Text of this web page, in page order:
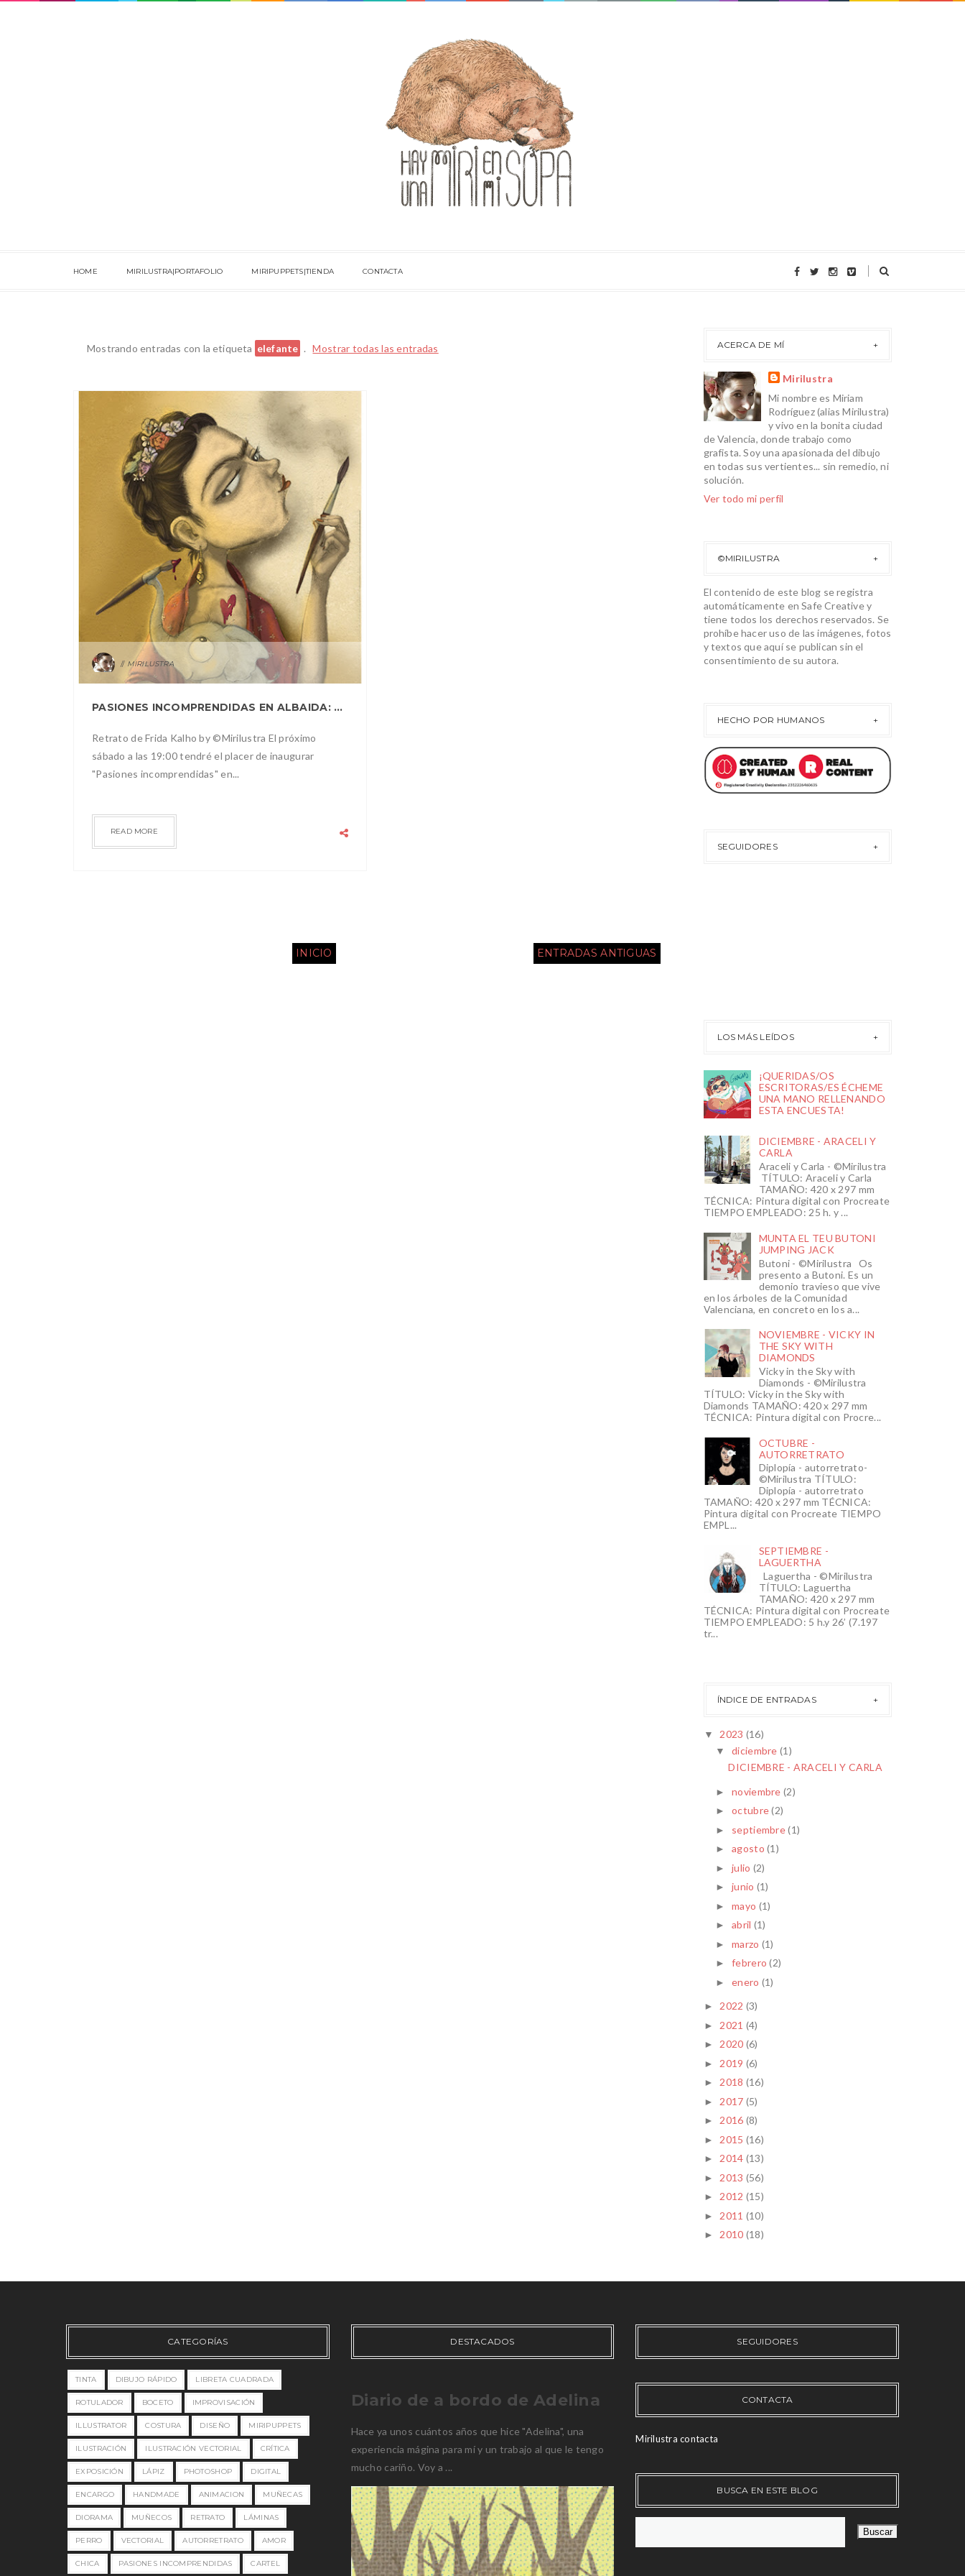
HOME MIRILUSTRA|PORTAFOLIO MIRIPUPPETS|TIENDA CONTACTA
Mostrando entradas con la etiqueta elefante . Mostrar todas las entradas
MIRILUSTRA
PASIONES INCOMPRENDIDAS EN ALBAIDA: FRIDA Y EL ELEFANTE
Retrato de Frida Kalho by ©Mirilustra El próximo
sábado a las 19:00 tendré el placer de inaugurar
"Pasiones incomprendidas" en...
READ MORE
ENTRADAS ANTIGUAS
INICIO
ACERCA DE MÍ
Mirilustra
Mi nombre es Miriam
Rodríguez (alias Mirilustra)
y vivo en la bonita ciudad
de Valencia, donde trabajo como
grafista. Soy una apasionada del dibujo
en todas sus vertientes... sin remedio, ni
solución.
Ver todo mi perfil
©MIRILUSTRA
El contenido de este blog se registra
automáticamente en Safe Creative y
tiene todos los derechos reservados. Se
prohíbe hacer uso de las imágenes, fotos
y textos que aquí se publican sin el
consentimiento de su autora.
HECHO POR HUMANOS
SEGUIDORES
LOS MÁS LEÍDOS
¡QUERIDAS/OS
ESCRITORAS/ES ÉCHEME
UNA MANO RELLENANDO
ESTA ENCUESTA!
DICIEMBRE - ARACELI Y
CARLA
Araceli y Carla - ©Mirilustra
TÍTULO: Araceli y Carla
TAMAÑO: 420 x 297 mm
TÉCNICA: Pintura digital con Procreate
TIEMPO EMPLEADO: 25 h. y ...
MUNTA EL TEU BUTONI
JUMPING JACK
Butoni - ©Mirilustra Os
presento a Butoni. Es un
demonio travieso que vive
en los árboles de la Comunidad
Valenciana, en concreto en los a...
NOVIEMBRE - VICKY IN
THE SKY WITH
DIAMONDS
Vicky in the Sky with
Diamonds - ©Mirilustra
TÍTULO: Vicky in the Sky with
Diamonds TAMAÑO: 420 x 297 mm
TÉCNICA: Pintura digital con Procre...
OCTUBRE -
AUTORRETRATO
Diplopía - autorretrato-
©Mirilustra TÍTULO:
Diplopía - autorretrato
TAMAÑO: 420 x 297 mm TÉCNICA:
Pintura digital con Procreate TIEMPO
EMPL...
SEPTIEMBRE -
LAGUERTHA
Laguertha - ©Mirilustra
TÍTULO: Laguertha
TAMAÑO: 420 x 297 mm
TÉCNICA: Pintura digital con Procreate
TIEMPO EMPLEADO: 5 h.y 26’ (7.197
tr...
ÍNDICE DE ENTRADAS
▼ 2023 (16)
▼diciembre (1)
DICIEMBRE - ARACELI Y CARLA
►noviembre (2)
►octubre(2)
► septiembre(1)
►agosto(1)
►julio (2)
►junio (1)
►mayo (1)
►abril (1)
►marzo (1)
►febrero(2)
►enero (1)
► 2022 (3)
► 2021 (4)
► 2020 (6)
► 2019 (6)
► 2018 (16)
► 2017 (5)
► 2016 (8)
► 2015 (16)
► 2014 (13)
► 2013 (56)
► 2012 (15)
► 2011 (10)
► 2010 (18)
CATEGORÍAS
TINTA DIBUJO RÁPIDO LIBRETA CUADRADA
ROTULADOR BOCETO IMPROVISACIÓN
ILLUSTRATOR COSTURA DISEÑO MIRIPUPPETS
ILUSTRACIÓN ILUSTRACIÓN VECTORIAL CRÍTICA
EXPOSICIÓN LÁPIZ PHOTOSHOP DIGITAL
ENCARGO HANDMADE ANIMACION MUÑECAS
DIORAMA MUÑECOS RETRATO LÁMINAS
PERRO VECTORIAL AUTORRETRATO AMOR
CHICA PASIONES INCOMPRENDIDAS CARTEL
DESTACADOS
Diario de a bordo de Adelina
Hace ya unos cuántos años que hice "Adelina", una
experiencia mágina para mí y un trabajo al que le tengo
mucho cariño. Voy a ...
SEGUIDORES
CONTACTA
Mirilustra contacta
BUSCA EN ESTE BLOG